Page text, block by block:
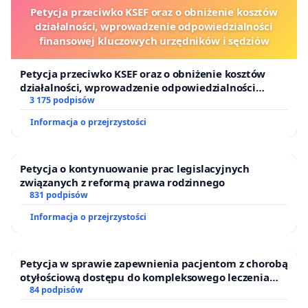
Petycja przeciwko KSEF oraz o obniżenie kosztów
działalności, wprowadzenie odpowiedzialności
finansowej kluczowych urzędników i sędziów
Petycja przeciwko KSEF oraz o obniżenie kosztów
działalności, wprowadzenie odpowiedzialności
finansowej kluczowych urzędników i sędziów
3 175 podpisów
Informacja o przejrzystości
Petycja o kontynuowanie prac legislacyjnych
związanych z reformą prawa rodzinnego
831 podpisów
Informacja o przejrzystości
Petycja w sprawie zapewnienia pacjentom z chorobą
otyłościową dostępu do kompleksowego leczenia
oraz programów profilaktycznych.
84 podpisów